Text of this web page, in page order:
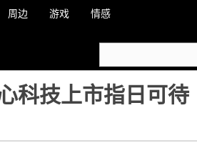
周边 游戏 情感
科技上市指日可待